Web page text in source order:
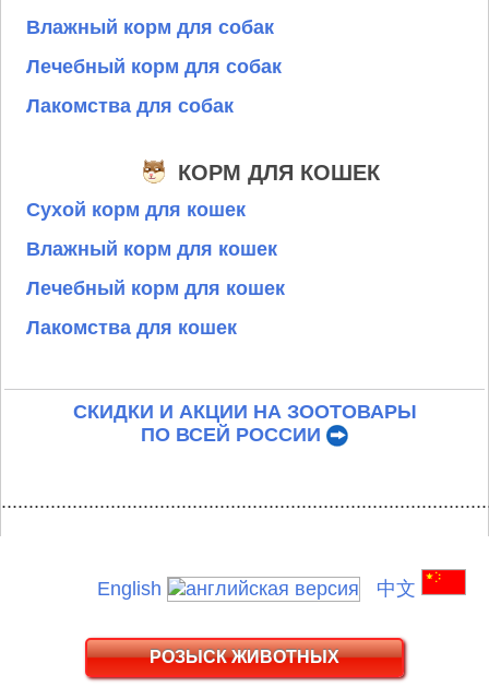
Влажный корм для собак
Лечебный корм для собак
Лакомства для собак
КОРМ ДЛЯ КОШЕК
Сухой корм для кошек
Влажный корм для кошек
Лечебный корм для кошек
Лакомства для кошек
СКИДКИ И АКЦИИ НА ЗООТОВАРЫ
ПО ВСЕЙ РОССИИ
English 中文
РОЗЫСК ЖИВОТНЫХ